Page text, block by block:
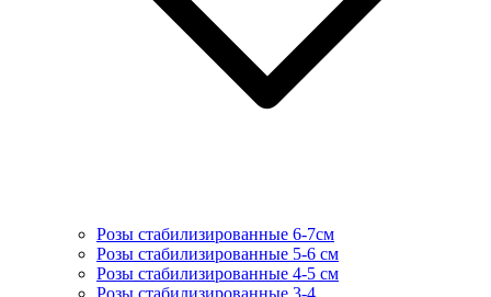
Розы стабилизированные 6-7см
Розы стабилизированные 5-6 см
Розы стабилизированные 4-5 см
Розы стабилизированные 3-4